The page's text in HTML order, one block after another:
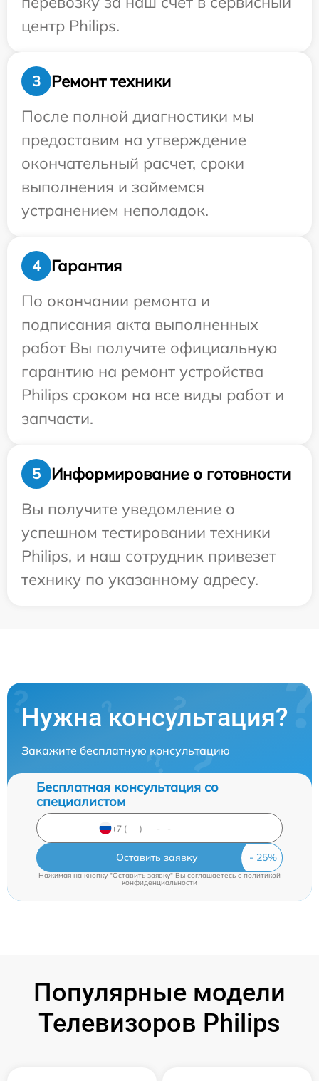
центр Philips.
3
Ремонт техники
После полной диагностики мы
предоставим на утверждение
окончательный расчет, сроки
выполнения и займемся
устранением неполадок.
4
Гарантия
По окончании ремонта и
подписания акта выполненных
работ Вы получите официальную
гарантию на ремонт устройства
Philips сроком на все виды работ и
запчасти.
5
Информирование о готовности
Вы получите уведомление о
успешном тестировании техники
Philips, и наш сотрудник привезет
технику по указанному адресу.
Нужна консультация?
Закажите бесплатную консультацию
Бесплатная консультация со
специалистом
Оставить заявку
Нажимая на кнопку "Оставить заявку" Вы соглашаетесь c политикой
конфиденциальности
Популярные модели
Телевизоров Philips